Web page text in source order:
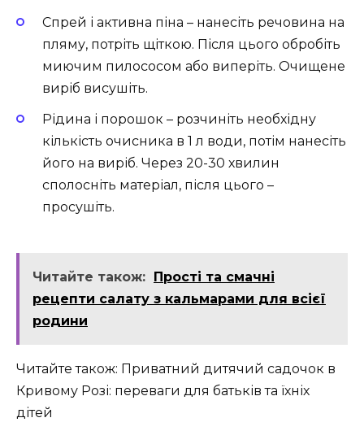
Спрей і активна піна – нанесіть речовина на
пляму, потріть щіткою. Після цього обробіть
миючим пилососом або виперіть. Очищене
виріб висушіть.
Рідина і порошок – розчиніть необхідну
кількість очисника в 1 л води, потім нанесіть
його на виріб. Через 20-30 хвилин
сполосніть матеріал, після цього –
просушіть.
Читайте також:
Прості та смачні
рецепти салату з кальмарами для всієї
родини
Читайте також: Приватний дитячий садочок в
Кривому Розі: переваги для батьків та їхніх
дітей